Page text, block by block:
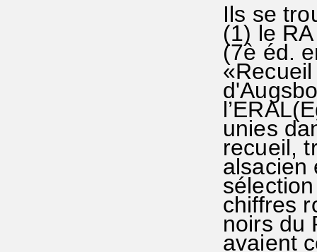
Ils se
(1) le
(7è éd.
unies
recueil,
alsacien
chiffres
noirs du
avaient